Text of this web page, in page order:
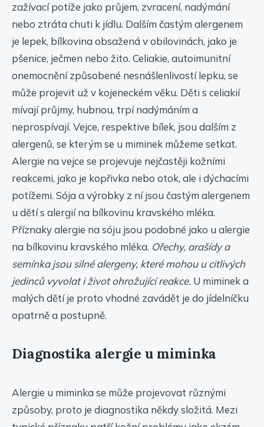
zažívací potíže jako průjem, zvracení, nadýmání
nebo ztráta chuti k jídlu. Dalším častým alergenem
je lepek, bílkovina obsažená v obilovinách, jako je
pšenice, ječmen nebo žito. Celiakie, autoimunitní
onemocnění způsobené nesnášlenlivostí lepku, se
může projevit už v kojeneckém věku. Děti s celiakií
mívají průjmy, hubnou, trpí nadýmáním a
neprospívají. Vejce, respektive bílek, jsou dalším z
alergenů, se kterým se u miminek můžeme setkat.
Alergie na vejce se projevuje nejčastěji kožními
reakcemi, jako je kopřivka nebo otok, ale i dýchacími
potížemi. Sója a výrobky z ní jsou častým alergenem
u dětí s alergií na bílkovinu kravského mléka.
Příznaky alergie na sóju jsou podobné jako u alergie
na bílkovinu kravského mléka. Ořechy, arašídy a
semínka jsou silné alergeny, které mohou u citlivých
jedinců vyvolat i život ohrožující reakce. U miminek a
malých dětí je proto vhodné zavádět je do jídelníčku
opatrně a postupně.
Diagnostika alergie u miminka
Alergie u miminka se může projevovat různými
způsoby, proto je diagnostika někdy složitá. Mezi